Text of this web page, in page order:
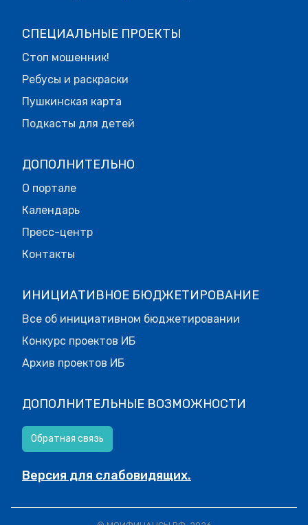
СПЕЦИАЛЬНЫЕ ПРОЕКТЫ
Стоп мошенник!
Ребусы и раскраски
Пушкинская карта
Подкасты для детей
ДОПОЛНИТЕЛЬНО
О портале
Календарь
Пресс-центр
Контакты
ИНИЦИАТИВНОЕ БЮДЖЕТИРОВАНИЕ
Все об инициативном бюджетировании
Конкурс проектов ИБ
Архив проектов ИБ
ДОПОЛНИТЕЛЬНЫЕ ВОЗМОЖНОСТИ
Обратная связь
Версия для слабовидящих.